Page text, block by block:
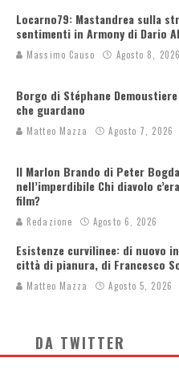
Locarno79: Mastandrea sulla
sentimenti in Armony di Dario
Massimo Causo Agosto 8, 2026
Borgo di Stéphane
che guardano
Matteo Mazza Agosto 7, 2026
Il Marlon Brando di Peter
nell’imperdibile Chi diavolo
film?
Redazione Agosto 6, 2026
Esistenze curvilinee: di nuovo
città di pianura, di Francesco
Matteo Mazza Agosto 5, 2026
DA TWITTER